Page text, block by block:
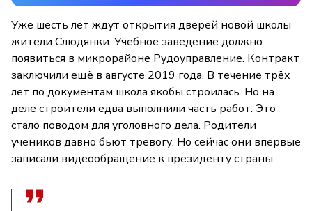
Уже шесть лет ждут открытия дверей новой школы
жители Слюдянки. Учебное заведение должно
появиться в микрорайоне Рудоуправление. Контракт
заключили ещё в августе 2019 года. В течение трёх
лет по документам школа якобы строилась. Но на
деле строители едва выполнили часть работ. Это
стало поводом для уголовного дела. Родители
учеников давно бьют тревогу. Но сейчас они впервые
записали видеообращение к президенту страны.